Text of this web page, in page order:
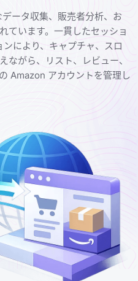
ータ収集、販売者分析、お
ています。一貫したセッショ
により、キャプチャ、スロ
ながら、リスト、レビュー、
Amazon アカウントを管理し